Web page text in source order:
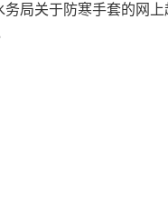
局关于防寒手套的网